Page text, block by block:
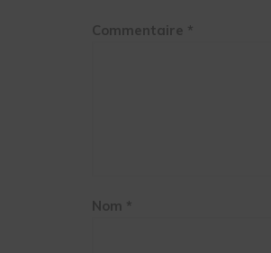
Commentaire *
Nom *